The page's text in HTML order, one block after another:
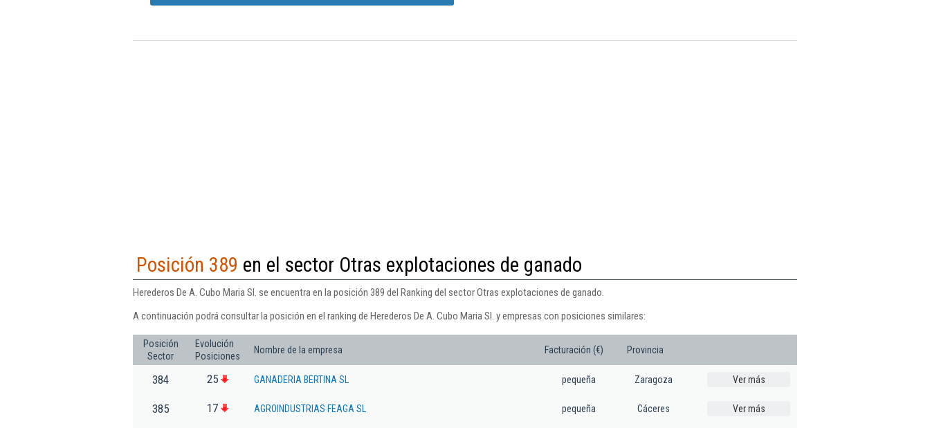
Posición 389 en el sector Otras explotaciones de ganado
Herederos De A. Cubo Maria Sl. se encuentra en la posición 389 del Ranking del sector Otras explotaciones de ganado.
A continuación podrá consultar la posición en el ranking de Herederos De A. Cubo Maria Sl. y empresas con posiciones similares:
Posición
Sector
Evolución
Posiciones
Nombre de la empresa Facturación (€) Provincia
384 25 GANADERIA BERTINA SL pequeña Zaragoza Ver más
385 17 AGROINDUSTRIAS FEAGA SL pequeña Cáceres Ver más